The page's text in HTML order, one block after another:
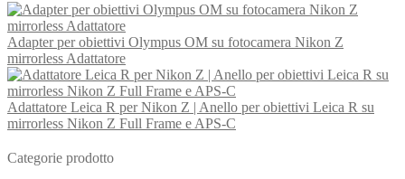
Adapter per obiettivi Olympus OM su fotocamera Nikon Z
mirrorless Adattatore
Adattatore Leica R per Nikon Z | Anello per obiettivi Leica R su
mirrorless Nikon Z Full Frame e APS-C
Categorie prodotto